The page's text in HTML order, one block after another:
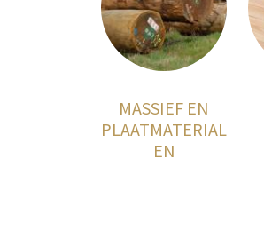
MASSIEF EN
PLAATMATERIAL
EN